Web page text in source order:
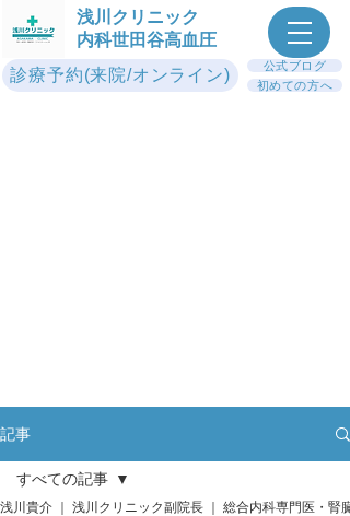
浅川クリニック
内科世田谷高血圧
診療予約(来院/オンライン)
公式ブログ
初めての方へ
記事
すべての記事
浅川貴介 ｜ 浅川クリニック副院長 ｜ 総合内科専門医・腎